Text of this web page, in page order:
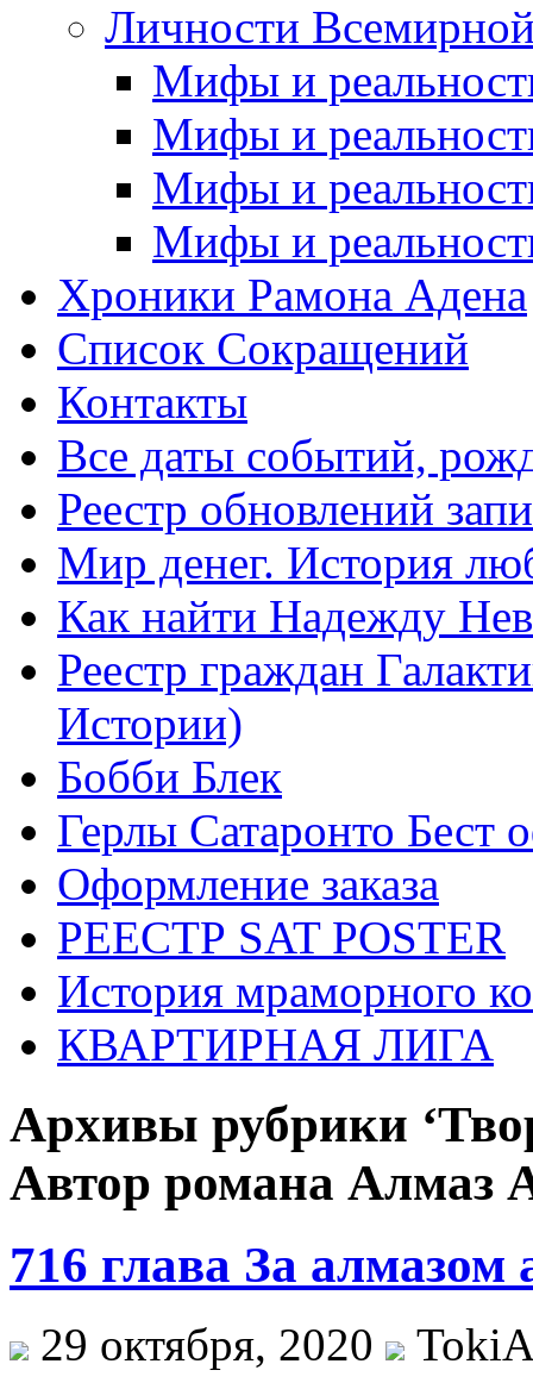
Личности
Мифы и
Мифы и
Мифы и
Мифы и
Хроники Рамона Адена
Список Сокращений
Контакты
Все даты событий,
Реестр обновлений
Мир денег. История
Как найти Надежду
Реестр граждан
Истории)
Бобби Блек
Герлы Сатаронто Бест
Оформление заказа
РЕЕСТР SAT POSTER
История мраморного
КВАРТИРНАЯ ЛИГА
Архивы рубрики
Автор романа Алмаз
716 глава За алмазом
29 октября, 2020